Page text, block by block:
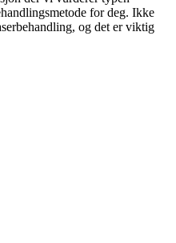
for deg. Ikke
og det er viktig